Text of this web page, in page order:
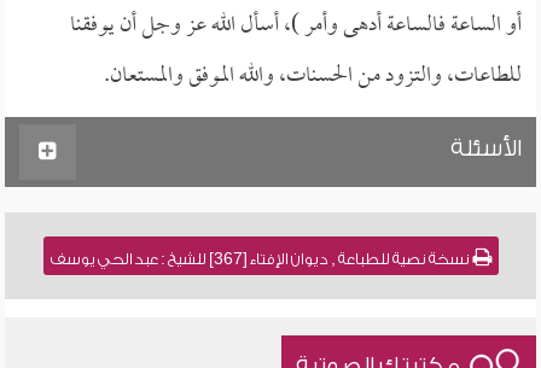
أو الساعة فالساعة أدهى وأمر )، أسأل الله عز وجل أن يوفقنا
للطاعات، والتزود من الحسنات، والله الموفق والمستعان.
الأسئلة
نسخة نصية للطباعة , ديوان الإفتاء [367] للشيخ : عبد الحي يوسف